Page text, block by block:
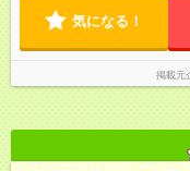
気になる！
掲載元